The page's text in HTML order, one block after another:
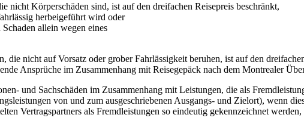
Körperschäden sind, ist auf den dreifachen Reisepreis beschränkt,
herbeigeführt wird oder
allein wegen eines
nicht auf Vorsatz oder grober Fahrlässigkeit beruhen, ist auf den
Ansprüche im Zusammenhang mit Reisegepäck nach dem Montrealer
und Sachschäden im Zusammenhang mit Leistungen, die als
von und zum ausgeschriebenen Ausgangs- und Zielort), wenn
Vertragspartners als Fremdleistungen so eindeutig gekennzeichnet